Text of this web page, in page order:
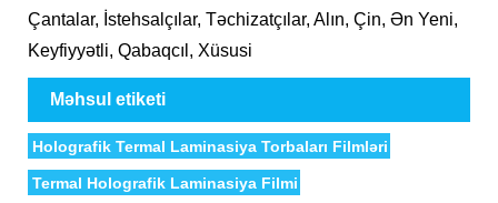
Çantalar, İstehsalçılar, Təchizatçılar, Alın, Çin, Ən Yeni,
Keyfiyyətli, Qabaqcıl, Xüsusi
Məhsul etiketi
Holografik Termal Laminasiya Torbaları Filmləri
Termal Holografik Laminasiya Filmi